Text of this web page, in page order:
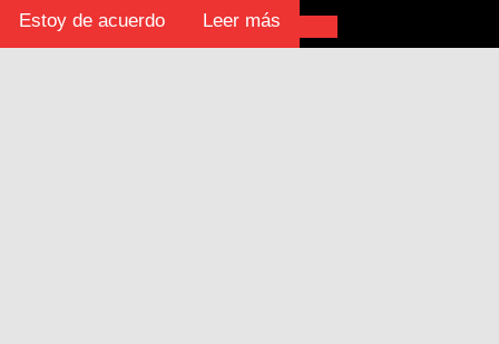
Estoy de acuerdo Leer más